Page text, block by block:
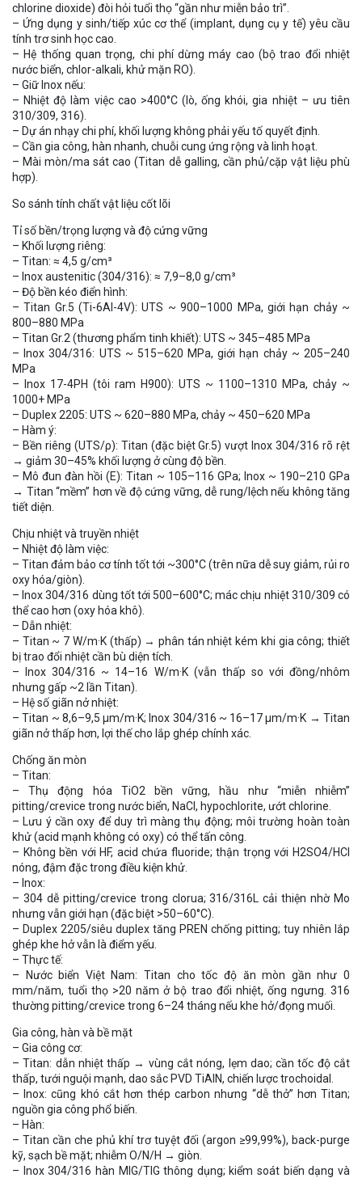
chlorine dioxide) đòi hỏi tuổi thọ “gần như miễn bảo trì”.
– Ứng dụng y sinh/tiếp xúc cơ thể (implant, dụng cụ y tế) yêu cầu
tính trơ sinh học cao.
– Hệ thống quan trọng, chi phí dừng máy cao (bộ trao đổi nhiệt
nước biển, chlor-alkali, khử mặn RO).
– Giữ Inox nếu:
– Nhiệt độ làm việc cao >400°C (lò, ống khói, gia nhiệt – ưu tiên
310/309, 316).
– Dự án nhạy chi phí, khối lượng không phải yếu tố quyết định.
– Cần gia công, hàn nhanh, chuỗi cung ứng rộng và linh hoạt.
– Mài mòn/ma sát cao (Titan dễ galling, cần phủ/cặp vật liệu phù
hợp).
So sánh tính chất vật liệu cốt lõi
Tỉ số bền/trọng lượng và độ cứng vững
– Khối lượng riêng:
– Titan: ≈ 4,5 g/cm³
– Inox austenitic (304/316): ≈ 7,9–8,0 g/cm³
– Độ bền kéo điển hình:
– Titan Gr.5 (Ti-6Al-4V): UTS ~ 900–1000 MPa, giới hạn chảy ~
800–880 MPa
– Titan Gr.2 (thương phẩm tinh khiết): UTS ~ 345–485 MPa
– Inox 304/316: UTS ~ 515–620 MPa, giới hạn chảy ~ 205–240
MPa
– Inox 17-4PH (tôi ram H900): UTS ~ 1100–1310 MPa, chảy ~
1000+ MPa
– Duplex 2205: UTS ~ 620–880 MPa, chảy ~ 450–620 MPa
– Hàm ý:
– Bền riêng (UTS/ρ): Titan (đặc biệt Gr.5) vượt Inox 304/316 rõ rệt
→ giảm 30–45% khối lượng ở cùng độ bền.
– Mô đun đàn hồi (E): Titan ~ 105–116 GPa; Inox ~ 190–210 GPa
→ Titan “mềm” hơn về độ cứng vững, dễ rung/lệch nếu không tăng
tiết diện.
Chịu nhiệt và truyền nhiệt
– Nhiệt độ làm việc:
– Titan đảm bảo cơ tính tốt tới ~300°C (trên nữa dễ suy giảm, rủi ro
oxy hóa/giòn).
– Inox 304/316 dùng tốt tới 500–600°C; mác chịu nhiệt 310/309 có
thể cao hơn (oxy hóa khô).
– Dẫn nhiệt:
– Titan ~ 7 W/m·K (thấp) → phân tán nhiệt kém khi gia công; thiết
bị trao đổi nhiệt cần bù diện tích.
– Inox 304/316 ~ 14–16 W/m·K (vẫn thấp so với đồng/nhôm
nhưng gấp ~2 lần Titan).
– Hệ số giãn nở nhiệt:
– Titan ~ 8,6–9,5 µm/m·K; Inox 304/316 ~ 16–17 µm/m·K → Titan
giãn nở thấp hơn, lợi thế cho lắp ghép chính xác.
Chống ăn mòn
– Titan:
– Thụ động hóa TiO2 bền vững, hầu như “miễn nhiễm”
pitting/crevice trong nước biển, NaCl, hypochlorite, ướt chlorine.
– Lưu ý cần oxy để duy trì màng thụ động; môi trường hoàn toàn
khử (acid mạnh không có oxy) có thể tấn công.
– Không bền với HF, acid chứa fluoride; thận trọng với H2SO4/HCl
nóng, đậm đặc trong điều kiện khử.
– Inox:
– 304 dễ pitting/crevice trong clorua; 316/316L cải thiện nhờ Mo
nhưng vẫn giới hạn (đặc biệt >50–60°C).
– Duplex 2205/siêu duplex tăng PREN chống pitting; tuy nhiên lắp
ghép khe hở vẫn là điểm yếu.
– Thực tế:
– Nước biển Việt Nam: Titan cho tốc độ ăn mòn gần như 0
mm/năm, tuổi thọ >20 năm ở bộ trao đổi nhiệt, ống ngưng. 316
thường pitting/crevice trong 6–24 tháng nếu khe hở/đọng muối.
Gia công, hàn và bề mặt
– Gia công cơ:
– Titan: dẫn nhiệt thấp → vùng cắt nóng, lẹm dao; cần tốc độ cắt
thấp, tưới nguội mạnh, dao sắc PVD TiAlN, chiến lược trochoidal.
– Inox: cũng khó cắt hơn thép carbon nhưng “dễ thở” hơn Titan;
nguồn gia công phổ biến.
– Hàn:
– Titan cần che phủ khí trơ tuyệt đối (argon ≥99,99%), back-purge
kỹ, sạch bề mặt; nhiễm O/N/H → giòn.
– Inox 304/316 hàn MIG/TIG thông dụng; kiểm soát biến dạng và